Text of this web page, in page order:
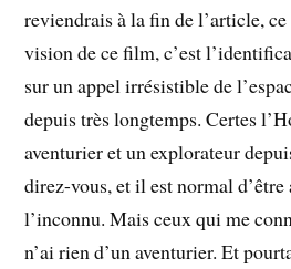
reviendrais à la fin de l’article,
vision de ce film, c’est
sur un appel irrésistible de
depuis très longtemps. Certes
aventurier et un explorateur
direz-vous, et il est normal
l’inconnu. Mais ceux qui me
n’ai rien d’un aventurier. Et